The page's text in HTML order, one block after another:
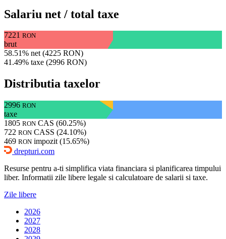
Salariu net / total taxe
7221 RON
brut
58.51% net (4225 RON)
41.49% taxe (2996 RON)
Distributia taxelor
2996 RON
taxe
1805 RON CAS (60.25%)
722 RON CASS (24.10%)
469 RON impozit (15.65%)
drepturi.com
Resurse pentru a-ti simplifica viata financiara si planificarea timpului
liber. Informatii zile libere legale si calculatoare de salarii si taxe.
Zile libere
2026
2027
2028